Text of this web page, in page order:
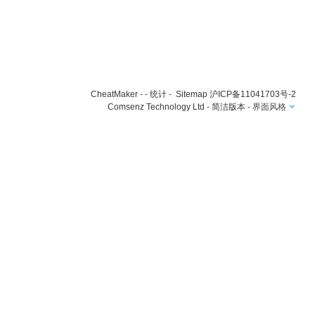
CheatMaker - -统计 -Sitemap 沪ICP备11041703号-2
Comsenz Technology Ltd -简洁版本 -界面风格